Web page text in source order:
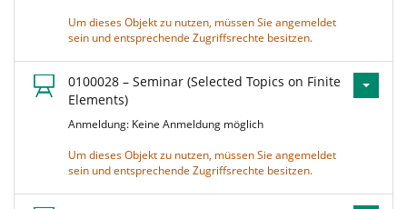
Um dieses Objekt zu nutzen, müssen Sie angemeldet
sein und entsprechende Zugriffsrechte besitzen.
0100028 – Seminar (Selected Topics on Finite
Elements)
Anmeldung: Keine Anmeldung möglich
Um dieses Objekt zu nutzen, müssen Sie angemeldet
sein und entsprechende Zugriffsrechte besitzen.